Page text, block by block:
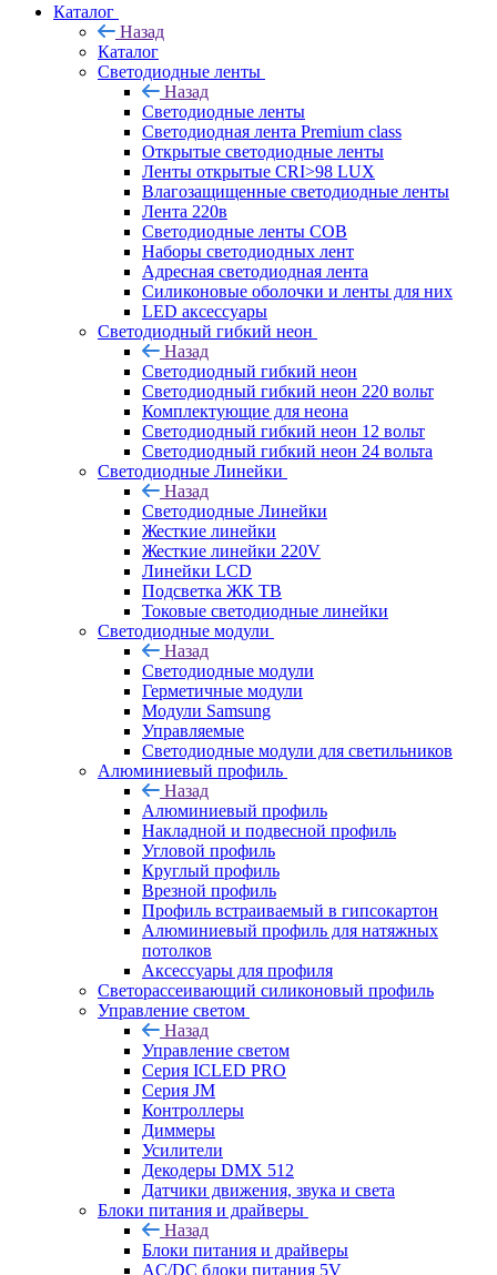
Каталог
Назад
Каталог
Светодиодные ленты
Назад
Светодиодные ленты
Светодиодная лента Premium class
Открытые светодиодные ленты
Ленты открытые CRI>98 LUX
Влагозащищенные светодиодные ленты
Лента 220в
Светодиодные ленты COB
Наборы светодиодных лент
Адресная светодиодная лента
Силиконовые оболочки и ленты для них
LED аксессуары
Светодиодный гибкий неон
Назад
Светодиодный гибкий неон
Светодиодный гибкий неон 220 вольт
Комплектующие для неона
Светодиодный гибкий неон 12 вольт
Светодиодный гибкий неон 24 вольта
Светодиодные Линейки
Назад
Светодиодные Линейки
Жесткие линейки
Жесткие линейки 220V
Линейки LCD
Подсветка ЖК ТВ
Токовые светодиодные линейки
Светодиодные модули
Назад
Светодиодные модули
Герметичные модули
Модули Samsung
Управляемые
Светодиодные модули для светильников
Алюминиевый профиль
Назад
Алюминиевый профиль
Накладной и подвесной профиль
Угловой профиль
Круглый профиль
Врезной профиль
Профиль встраиваемый в гипсокартон
Алюминиевый профиль для натяжных
потолков
Аксессуары для профиля
Светорассеивающий силиконовый профиль
Управление светом
Назад
Управление светом
Серия ICLED PRO
Серия JM
Контроллеры
Диммеры
Усилители
Декодеры DMX 512
Датчики движения, звука и света
Блоки питания и драйверы
Назад
Блоки питания и драйверы
AC/DC блоки питания 5V